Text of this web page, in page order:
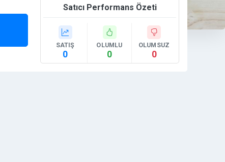
Satıcı Performans Özeti
SATIŞ
0
OLUMLU
0
OLUMSUZ
0